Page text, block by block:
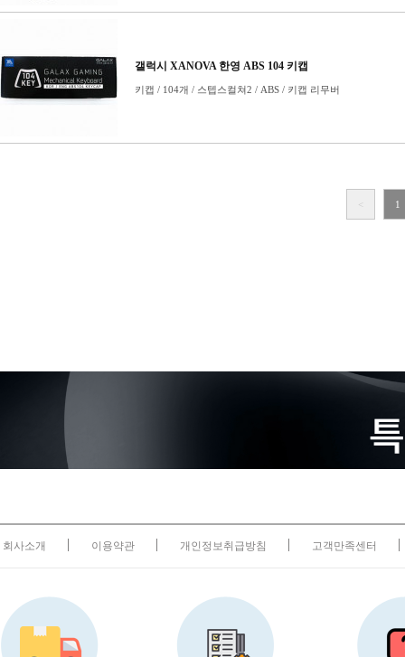
회사소개 이용약관 개인정보취급방침 고객만족센터